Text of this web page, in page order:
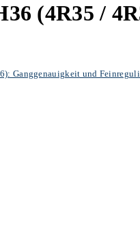
(4R35 /
Ganggenauigkeit und